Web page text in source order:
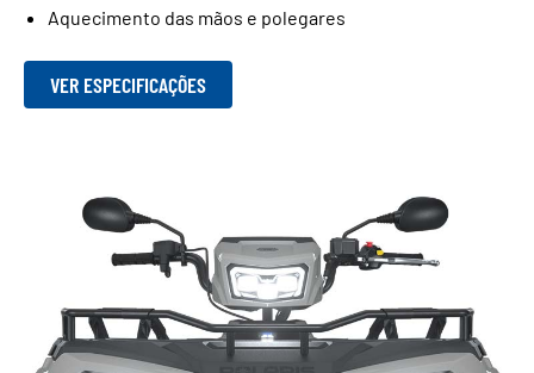
Aquecimento das mãos e polegares
VER ESPECIFICAÇÕES